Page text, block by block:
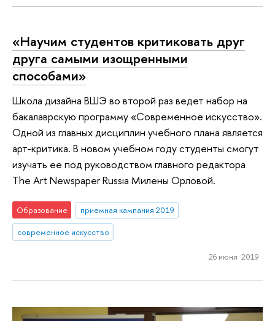
«Научим студентов критиковать друг
друга самыми изощренными
способами»
Школа дизайна ВШЭ во второй раз ведет набор на
бакалаврскую программу «Современное искусство».
Одной из главных дисциплин учебного плана является
арт-критика. В новом учебном году студенты смогут
изучать ее под руководством главного редактора
The Art Newspaper Russia Милены Орловой.
Образование
приемная кампания 2019
современное искусство
26 июня 2019